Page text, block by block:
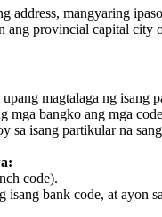
mangyaring
provincial capital city
magtalaga ng isang
bangko ang mga
isang partikular na
code).
bank code, at ayon